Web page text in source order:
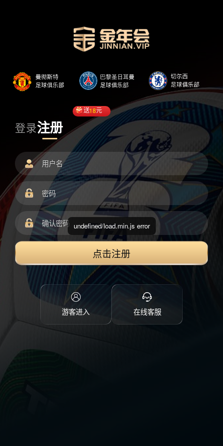
登录注册
送18元
点击注册
游客进入 在线客服
undefined/load.min.js error